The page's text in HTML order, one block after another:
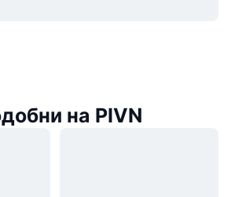
на PIVN